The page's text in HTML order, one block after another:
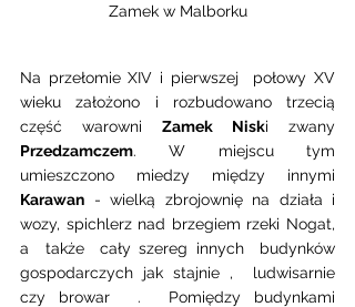
Zamek w Malborku
Na przełomie XIV i pierwszej  połowy XV
wieku założono i rozbudowano trzecią
część warowni Zamek Nisk
Przedzamczem. W miejscu tym
Karawan - wielką zbrojownię na działa i
wozy, spichlerz nad brzegiem rzeki Nogat,
a  także  cały szereg innych  budynków
gospodarczych jak stajnie ,  ludwisarnie
czy browar  .  Pomiędzy budynkami